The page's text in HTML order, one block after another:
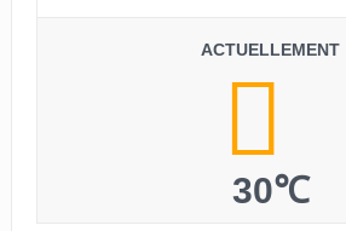
ACTUELLEMENT
30℃